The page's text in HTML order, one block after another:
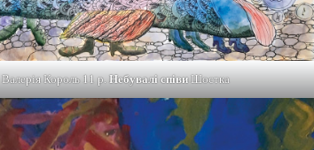
Валерія Король 11 р. Небувалі співиШостка